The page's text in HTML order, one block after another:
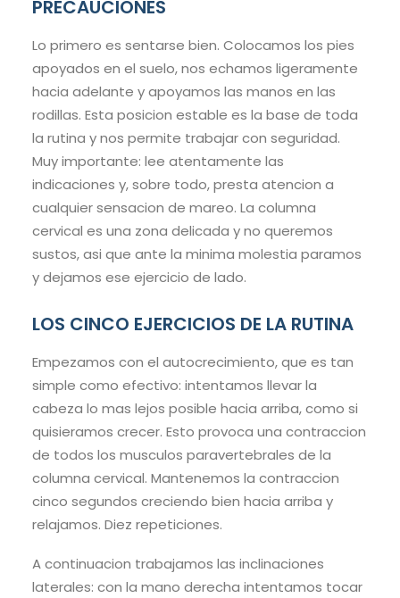
PRECAUCIONES
Lo primero es sentarse bien. Colocamos los pies
apoyados en el suelo, nos echamos ligeramente
hacia adelante y apoyamos las manos en las
rodillas. Esta posicion estable es la base de toda
la rutina y nos permite trabajar con seguridad.
Muy importante: lee atentamente las
indicaciones y, sobre todo, presta atencion a
cualquier sensacion de mareo. La columna
cervical es una zona delicada y no queremos
sustos, asi que ante la minima molestia paramos
y dejamos ese ejercicio de lado.
LOS CINCO EJERCICIOS DE LA RUTINA
Empezamos con el autocrecimiento, que es tan
simple como efectivo: intentamos llevar la
cabeza lo mas lejos posible hacia arriba, como si
quisieramos crecer. Esto provoca una contraccion
de todos los musculos paravertebrales de la
columna cervical. Mantenemos la contraccion
cinco segundos creciendo bien hacia arriba y
relajamos. Diez repeticiones.
A continuacion trabajamos las inclinaciones
laterales: con la mano derecha intentamos tocar